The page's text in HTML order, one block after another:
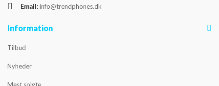
Email:info@trendphones.dk
Information
Tilbud
Nyheder
Mest solgte